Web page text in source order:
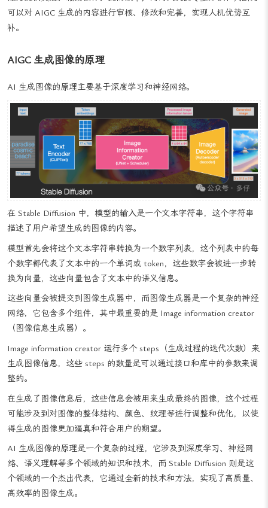
能力提供灵感、辅助创作、提高效率，同时人类的专业知识和判断力
可以对 AIGC 生成的内容进行审核、修改和完善，实现人机优势互
AI 生成图像的原理主要基于深度学习和神经网络。
在 Stable Diffusion 中，模型的输入是一个文本字符串，这个字符串
描述了用户希望生成的图像的内容。
模型首先会将这个文本字符串转换为一个数字列表，这个列表中的每
个数字都代表了文本中的一个单词或 token，这些数字会被进一步转
换为向量，这些向量包含了文本中的语义信息。
这些向量会被提交到图像生成器中，而图像生成器是一个复杂的神经
网络，它包含多个组件，其中最重要的是 Image information creator
（图像信息生成器）。
Image information creator 运行多个 steps（生成过程的迭代次数）来
生成图像信息，这些 steps 的数量是可以通过接口和库中的参数来调
整的。
在生成了图像信息后，这些信息会被用来生成最终的图像，这个过程
可能涉及到对图像的整体结构、颜色、纹理等进行调整和优化，以使
得生成的图像更加逼真和符合用户的期望。
AI 生成图像的原理是一个复杂的过程，它涉及到深度学习、神经网
络、语义理解等多个领域的知识和技术，而 Stable Diffusion 则是这
个领域的一个杰出代表，它通过全新的技术和方法，实现了高质量、